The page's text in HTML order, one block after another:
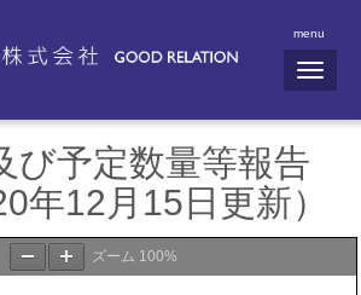
menu
N
a
i
n
び予定数量等報告
12月15日更新）
ズーム 100%